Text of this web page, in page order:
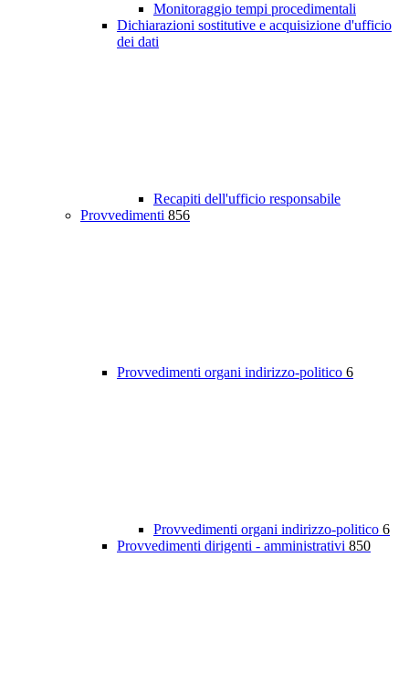
Monitoraggio tempi procedimentali
Dichiarazioni sostitutive e acquisizione d'ufficio
dei dati
Recapiti dell'ufficio responsabile
Provvedimenti 856
Provvedimenti organi indirizzo-politico 6
Provvedimenti organi indirizzo-politico 6
Provvedimenti dirigenti - amministrativi 850